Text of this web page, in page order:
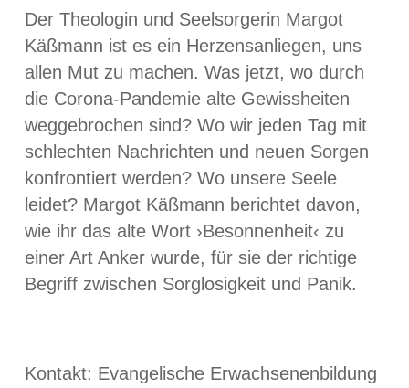
Der Theologin und Seelsorgerin Margot
Käßmann ist es ein Herzensanliegen, uns
allen Mut zu machen. Was jetzt, wo durch
die Corona-Pandemie alte Gewissheiten
weggebrochen sind? Wo wir jeden Tag mit
schlechten Nachrichten und neuen Sorgen
konfrontiert werden? Wo unsere Seele
leidet? Margot Käßmann berichtet davon,
wie ihr das alte Wort ›Besonnenheit‹ zu
einer Art Anker wurde, für sie der richtige
Begriff zwischen Sorglosigkeit und Panik.
Kontakt: Evangelische Erwachsenenbildung